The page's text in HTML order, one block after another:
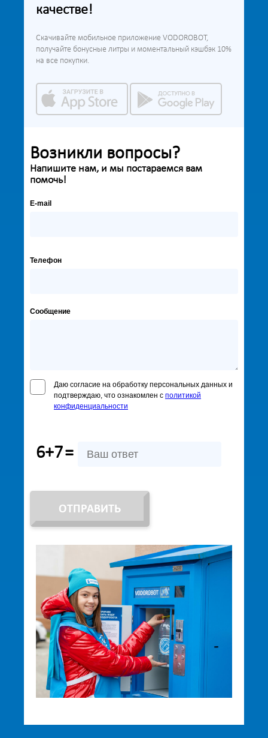
качестве!
Скачивайте мобильное приложение VODOROBOT,
получайте бонусные литры и моментальный кэшбэк 10%
на все покупки.
Возникли вопросы?
Напишите нам, и мы постараемся вам
помочь!
E-mail
Телефон
Сообщение
Даю согласие на обработку персональных данных и
подтверждаю, что ознакомлен с политикой
конфиденциальности
6+7=
ОТПРАВИТЬ